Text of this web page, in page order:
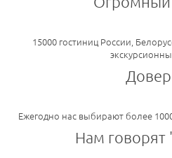
15000 гостиниц России,
Ежегодно нас выбирают более
Нам говорят